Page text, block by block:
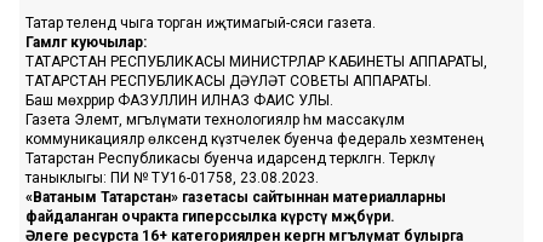
Татар телендә чыга торган иҗтимагый-сәяси газета.
Гамәлгә куючылар:
ТАТАРСТАН РЕСПУБЛИКАСЫ МИНИСТРЛАР КАБИНЕТЫ АППАРАТЫ,
ТАТАРСТАН РЕСПУБЛИКАСЫ ДӘҮЛӘТ СОВЕТЫ АППАРАТЫ.
Баш мөхәррир ФАЗУЛЛИН ИЛНАЗ ФАИС УЛЫ.
Газета Элемтә, мәгълүмати технологияләр һәм массакүләм
коммуникацияләр өлкәсендә күзәтчелек буенча федераль хезмәтенең
Татарстан Республикасы буенча идарәсендә теркәлгән. Теркәлү
таныклыгы: ПИ № ТУ16-01758, 23.08.2023.
«Ватаным Татарстан» газетасы сайтыннан материалларны
файдаланган очракта гиперссылка күрсәтү мәҗбүри.
Әлеге ресурста 16+ категорияләренә кергән мәгълүмат булырга